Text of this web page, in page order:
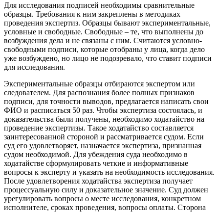
Для исследования подписей необходимы сравнительные
образцы. Требования к ним закреплены в методиках
проведения экспертиз. Образцы бывают экспериментальные,
условные и свободные. Свободные – те, что выполнены до
возбуждения дела и не связаны с ним. Считаются условно-
свободными подписи, которые отобраны у лица, когда дело
уже возбуждено, но лицо не подозревало, что ставит подписи
для исследования.
Экспериментальные образцы отбираются экспертом или
следователем. Для распознания более полных признаков
подписи, для точности выводов, предлагается написать свои
ФИО и расписаться 50 раз. Чтобы экспертиза состоялась, и
доказательства были получены, необходимо ходатайство на
проведение экспертизы. Такое ходатайство составляется
заинтересованной стороной и рассматривается судом. Если
суд его удовлетворяет, назначается экспертиза, признанная
судом необходимой. Для убеждения суда необходимо в
ходатайстве сформулировать четкие и информативные
вопросы к эксперту и указать на необходимость исследования.
После удовлетворения ходатайства экспертиза получает
процессуальную силу и доказательное значение. Суд должен
урегулировать вопросы о месте исследования, конкретном
исполнителе, сроках проведения, вопросы оплаты. Сторона